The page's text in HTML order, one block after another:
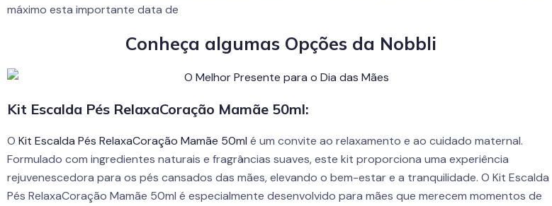
máximo esta importante data de
Conheça algumas Opções da Nobbli
Kit Escalda Pés RelaxaCoração Mamãe 50ml:
O Kit Escalda Pés RelaxaCoração Mamãe 50ml é um convite ao relaxamento e ao cuidado maternal.
Formulado com ingredientes naturais e fragrâncias suaves, este kit proporciona uma experiência
rejuvenescedora para os pés cansados das mães, elevando o bem-estar e a tranquilidade. O Kit Escalda
Pés RelaxaCoração Mamãe 50ml é especialmente desenvolvido para mães que merecem momentos de